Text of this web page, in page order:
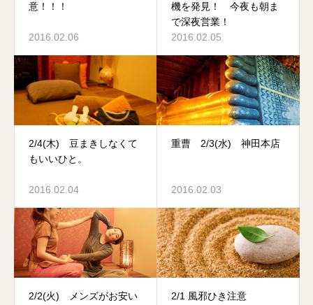
意！！！
2016.02.06
機を発見！ 今夜も朝ま
で深夜営業！
2016.02.05
2/4(木) 豆まきしなくて
もいいひと。
2016.02.04
重曹 2/3(水) 神田本店
2016.02.03
2/2(火) メンズがお安い
2/1 風邪ひき注意